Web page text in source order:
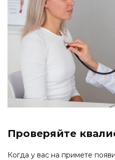
Проверяйте
Когда у вас на примете